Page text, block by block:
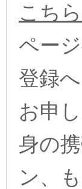
こちら
ペー
登録
お申
身の
ン、